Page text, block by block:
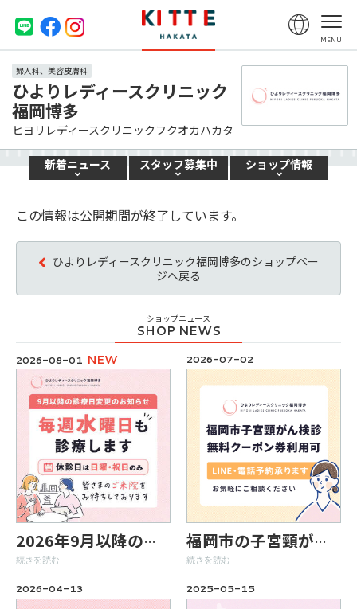
婦人科、美容皮膚科
ひよりレディースクリニック
福岡博多
ヒヨリレディースクリニックフクオカハカタ
新着ニュース スタッフ募集中 ショップ情報
この情報は公開期間が終了しています。
ひよりレディースクリニック福岡博多のショップペー
ジへ戻る
ショップニュース
2026-08-01 NEW
2026年9月以降の診療日変更のお知らせ
続きを読む
2026-07-02
福岡市の子宮頸がん検診無料クーポン券が利用できます
続きを読む
2026-04-13 2025-05-15